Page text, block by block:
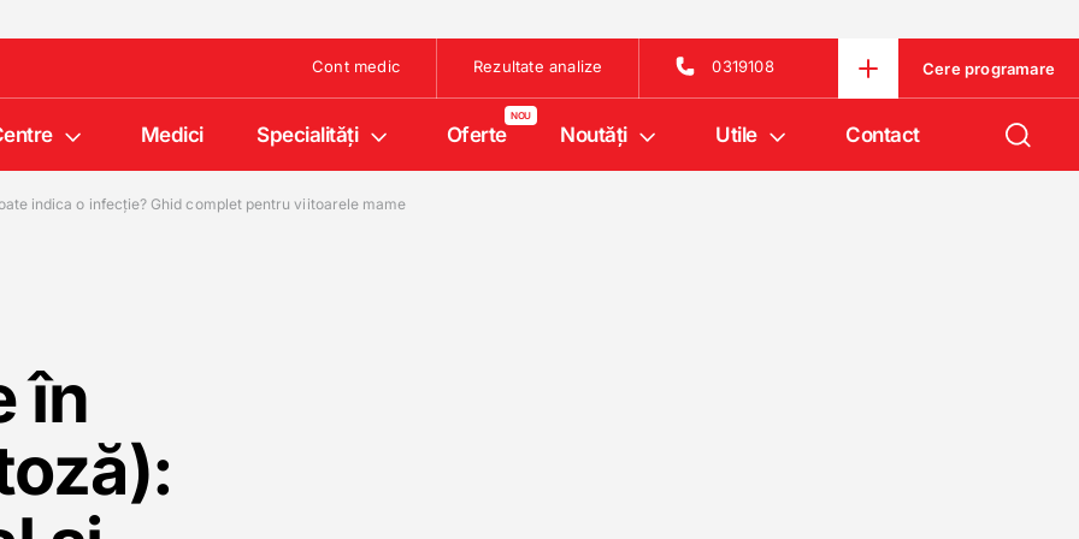
Cont medic Rezultate analize 0319108 Cere programare
Medici Specialități Oferte Noutăţi Utile Contact
indica o infecție? Ghid complet pentru viitoarele mame
în